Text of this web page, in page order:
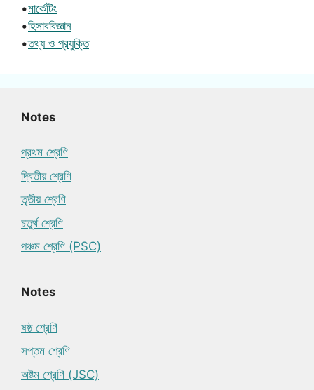
•মার্কেটিং
•হিসাববিজ্ঞান
•তথ্য ও প্রযুক্তি
Notes
প্রথম শ্রেণি
দ্বিতীয় শ্রেণি
তৃতীয় শ্রেণি
চতুর্থ শ্রেণি
পঞ্চম শ্রেণি (PSC)
Notes
ষষ্ঠ শ্রেণি
সপ্তম শ্রেণি
অষ্টম শ্রেণি (JSC)